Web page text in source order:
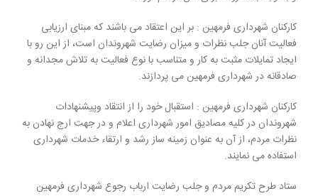
کارکنان شهرداری فرمهین : بر این اعتقاد می باشند که مبنای ارزیابی
فعالیت آنان جلب نظرات و میزان رضایت شهروندان است، از این رو با
ایجاد تمایلات مثبت به کار و متناسب با نوع فعالیت به تلاش مجدانه و
صادقانه در شهرداری فرمهین می پردازند.
کارکنان شهرداری فرمهین : استقبال خود را از انتقاد وپیشنهادات
شهروندان در کلیه مصادیق امور شهرداری اعلام و در جهت ارج نهادن به
نظرات مردم، از آن به عنوان زمینه ساز رشد و ارتقاء خدمات شهرداری
استفاده می نمایند.
ستاد طرح تکریم مردم و جلب رضایت ارباب رجوع شهرداری فرمهین